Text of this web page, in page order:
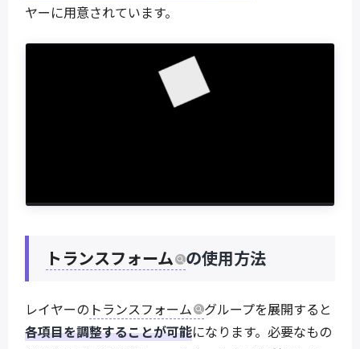
ヤーに用意されています。
トランスフォーム の使用方法
レイヤーの トランスフォーム
グループを展開すると
各項目を調整することが可能になります。必要なもの